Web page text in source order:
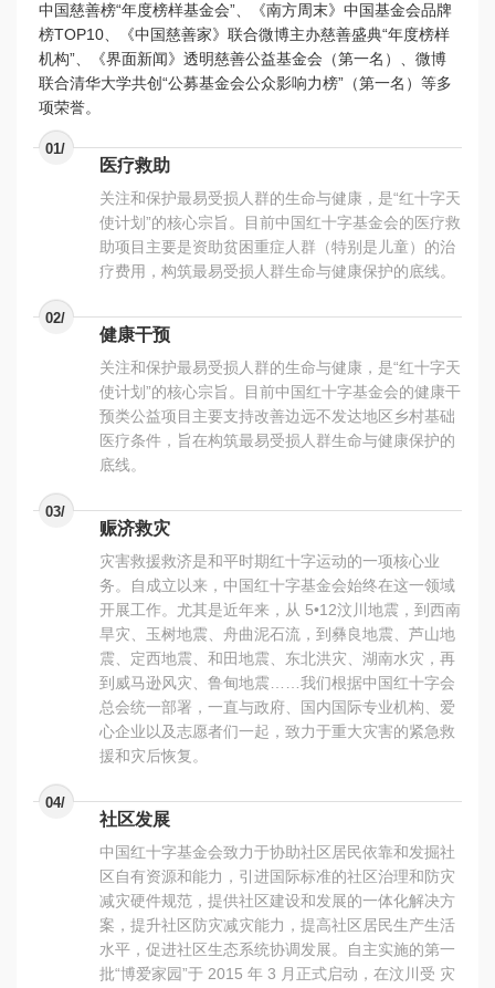
中国慈善榜“年度榜样基金会”、《南方周末》中国基金会品牌
榜TOP10、《中国慈善家》联合微博主办慈善盛典“年度榜样
机构”、《界面新闻》透明慈善公益基金会（第一名）、微博
联合清华大学共创“公募基金会公众影响力榜”（第一名）等多
项荣誉。
01/
医疗救助
关注和保护最易受损人群的生命与健康，是“红十字天
使计划”的核心宗旨。目前中国红十字基金会的医疗救
助项目主要是资助贫困重症人群（特别是儿童）的治
疗费用，构筑最易受损人群生命与健康保护的底线。
02/
健康干预
关注和保护最易受损人群的生命与健康，是“红十字天
使计划”的核心宗旨。目前中国红十字基金会的健康干
预类公益项目主要支持改善边远不发达地区乡村基础
医疗条件，旨在构筑最易受损人群生命与健康保护的
底线。
03/
赈济救灾
灾害救援救济是和平时期红十字运动的一项核心业
务。自成立以来，中国红十字基金会始终在这一领域
开展工作。尤其是近年来，从 5•12汶川地震，到西南
旱灾、玉树地震、舟曲泥石流，到彝良地震、芦山地
震、定西地震、和田地震、东北洪灾、湖南水灾，再
到威马逊风灾、鲁甸地震……我们根据中国红十字会
总会统一部署，一直与政府、国内国际专业机构、爱
心企业以及志愿者们一起，致力于重大灾害的紧急救
援和灾后恢复。
04/
社区发展
中国红十字基金会致力于协助社区居民依靠和发掘社
区自有资源和能力，引进国际标准的社区治理和防灾
减灾硬件规范，提供社区建设和发展的一体化解决方
案，提升社区防灾减灾能力，提高社区居民生产生活
水平，促进社区生态系统协调发展。自主实施的第一
批“博爱家园”于 2015 年 3 月正式启动，在汶川受 灾